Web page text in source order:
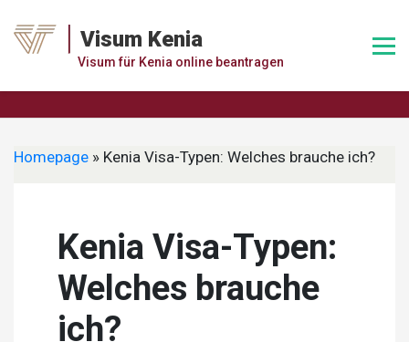
content
Visum Kenia
Visum für Kenia online beantragen
Homepage » Kenia Visa-Typen: Welches brauche ich?
Kenia Visa-Typen:
Welches brauche
ich?